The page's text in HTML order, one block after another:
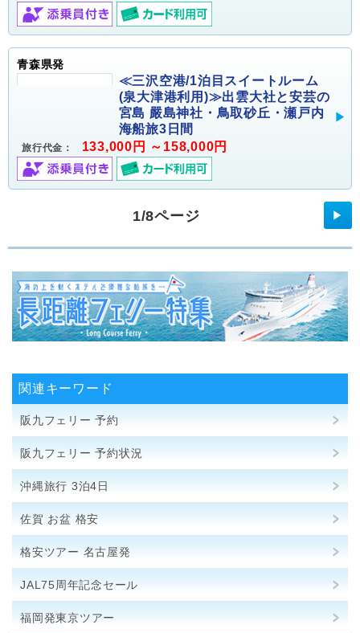
青森県発
≪三沢空港/1泊目スイートルーム
(泉大津港利用)≫出雲大社と安芸の
宮島 嚴島神社・鳥取砂丘・瀬戸内
海船旅3日間
旅行代金： 133,000円 ～158,000円
1/8ページ ▶
関連キーワード
阪九フェリー 予約
阪九フェリー 予約状況
沖縄旅行 3泊4日
佐賀 お盆 格安
格安ツアー 名古屋発
JAL75周年記念セール
福岡発東京ツアー